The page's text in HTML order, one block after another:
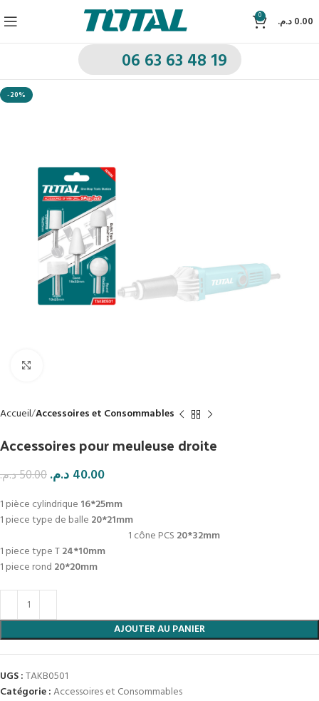
0 0.00د.م.
06 63 63 48 19
-20%
Accueil Accessoires et Consommables
Accessoires pour meuleuse droite
50.00د.م. 40.00 د.م.
1 pièce cylindrique 16*25mm
1 piece type de balle 20*21mm
1 cône PCS 20*32mm
1 piece type T24*10mm
1 piece rond 20*20mm
AJOUTER AU PANIER
UGS :TAKB0501
Catégorie :Accessoires et Consommables